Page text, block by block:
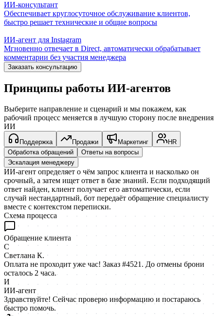
ИИ-консультант
Обеспечивает круглосуточное обслуживание клиентов,
быстро решает технические и общие вопросы
ИИ-агент для Instagram
Мгновенно отвечает в Direct, автоматически обрабатывает
комментарии без участия менеджера
Заказать консультацию
Принципы работы ИИ-агентов
Выберите направление и сценарий и мы покажем, как
рабочий процесс меняется в лучшую сторону после внедрения
ИИ
Поддержка Продажи Маркетинг
HR
Обработка обращений
Ответы на вопросы
Эскалация менеджеру
ИИ-агент определяет о чём запрос клиента и насколько он
срочный, а затем ищет ответ в базе знаний. Если подходящий
ответ найден, клиент получает его автоматически, если
случай нестандартный, бот передаёт обращение специалисту
вместе с контекстом переписки.
Схема процесса
Обращение клиента
С
Светлана К.
Оплата не проходит уже час! Заказ #4521. До отмены брони
осталось 2 часа.
И
ИИ-агент
Здравствуйте! Сейчас проверю информацию и постараюсь
быстро помочь.